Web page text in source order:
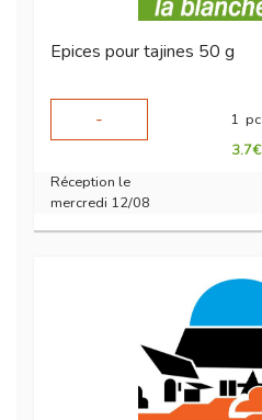
Epices pour tajines 50 g
-
1 pc
3.7€
Réception le
mercredi 12/08